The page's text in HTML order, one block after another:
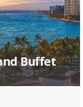
Buffet